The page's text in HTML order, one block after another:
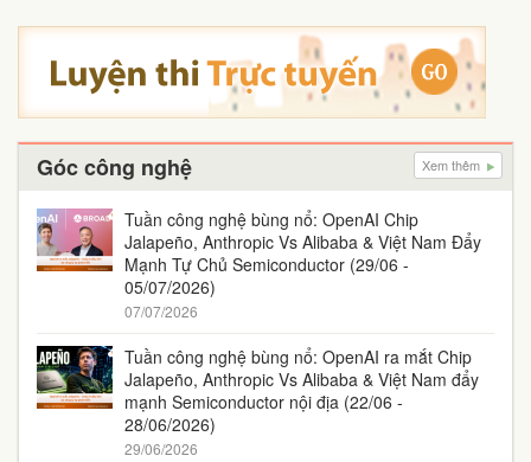
Góc công nghệ Xem thêm
Tuần công nghệ bùng nổ: OpenAI Chip
Jalapeño, Anthropic Vs Alibaba & Việt Nam Đẩy
Mạnh Tự Chủ Semiconductor (29/06 -
05/07/2026)
07/07/2026
Tuần công nghệ bùng nổ: OpenAI ra mắt Chip
Jalapeño, Anthropic Vs Alibaba & Việt Nam đẩy
mạnh Semiconductor nội địa (22/06 -
28/06/2026)
29/06/2026